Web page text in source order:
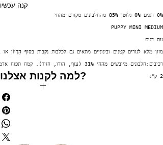
קנה עכשיו
0% דגנים 0% גלוטן 85% מהחלבונים מקורם מהחי
PUPPY MINI MEDIUM
עם דגים
מזון מלא לגורים קטנים ובינוניים מתאים גם לכלבות נקבות בסוף הֵרָיוֹן
רכיבים:חלבונים מיובשים מהחי 31% (עוף, הודו, חזיר). קמח תפוח אדמה. עמילן אפונה. אפונה*. שומן מן החי (ברווז, בשר חזיר). בטטה*. דג מיובש 4%. סיבי תפוח*. זֶרַע פִּשׁתִן*. חלבון מן החי שעבר הידרוליזה. שמן ליפתית. שמרי בירה. אַרטִישׁוֹק*. דגים שעברו אוטוליזט* (0.5%). שמן דגים 0.5%. גזר מיובש*. סיבי פסיליום*. פרוקטו-אוליגוסכרידים. שׁוּמָר*. אַצוֹת*. מלח ים פפטידים ימיים (קולגן מסוג II שעבר הידרוליזה). דלעת*. חמוצית*. עִנְבֵי שׁוּעָל*. רימון*. תמציות שמרים 0.04% (Saccharomyces cerevisiae Cyberlindnera jadinii,). אסרולה*. אשחר ים*. אוכמנית*. מֵלוֹן*. ויטמינים ויסודות קורט.* רכיבים ממקור טבעי.
2 ק"ג למה לקנות אצלנו?
✅ הנחות לחברי מועדון
✅ צוברים נקודות בכל קנייה
נסו אותנו עוד היום 😘